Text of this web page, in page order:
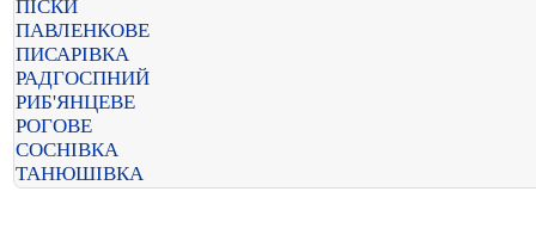
ПІСКИ
ПАВЛЕНКОВЕ
ПИСАРІВКА
РАДГОСПНИЙ
РИБ'ЯНЦЕВЕ
РОГОВЕ
СОСНІВКА
ТАНЮШІВКА